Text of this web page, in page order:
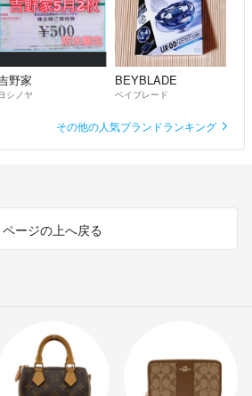
野家
シノヤ
BEYBLADE
ベイブレード
その他の人気ブランドランキング
ページの上へ戻る